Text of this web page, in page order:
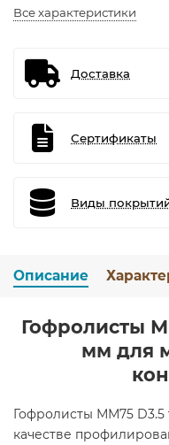
Все характеристики
Доставка
Сертификаты
Виды
Описание
Гофролисты
мм для
Гофролисты ММ75
качестве